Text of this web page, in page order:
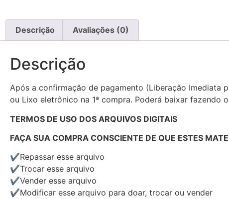
Descrição Avaliações (0)
Descrição
Após a confirmação de pagamento (Liberação Imediata
ou Lixo eletrônico na 1ª compra. Poderá baixar fazendo
TERMOS DE USO DOS ARQUIVOS DIGITAIS
FAÇA SUA COMPRA CONSCIENTE DE QUE ESTES
✔Repassar esse arquivo
✔Trocar esse arquivo
✔Vender esse arquivo
✔Modificar esse arquivo para doar, trocar ou vender